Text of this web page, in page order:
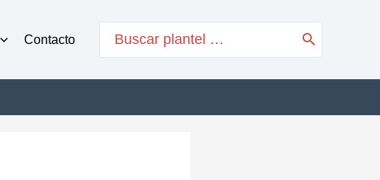
Contacto
for: